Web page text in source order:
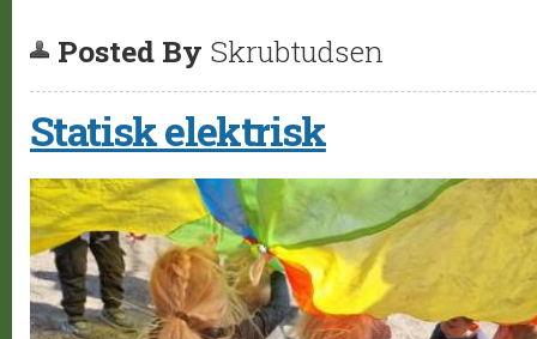
Posted By Skrubtudsen
Statisk elektrisk